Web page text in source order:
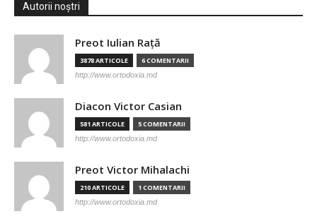
Autorii noștri
Preot Iulian Raţă
3878 ARTICOLE 6 COMENTARII
http://www.ortodoxia.md
Diacon Victor Casian
581 ARTICOLE 5 COMENTARII
http://www.ortodoxia.md
Preot Victor Mihalachi
210 ARTICOLE 1 COMENTARII
http://www.ortodoxia.md